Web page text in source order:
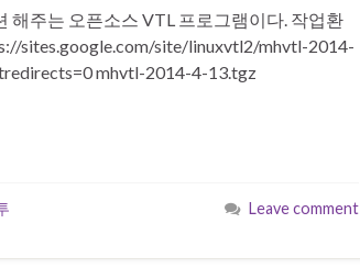
해주는 오픈소스 VTL 프로그램이다. 작업환
sites.google.com/site/linuxvtl2/mhvtl-2014-
mhvtl-2014-4-13.tgz
Leave comment